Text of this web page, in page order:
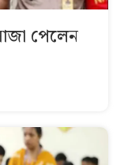
পেলেন